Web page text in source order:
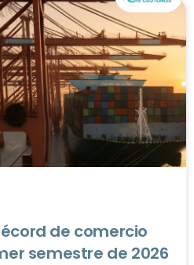
de comercio
semestre de 2026